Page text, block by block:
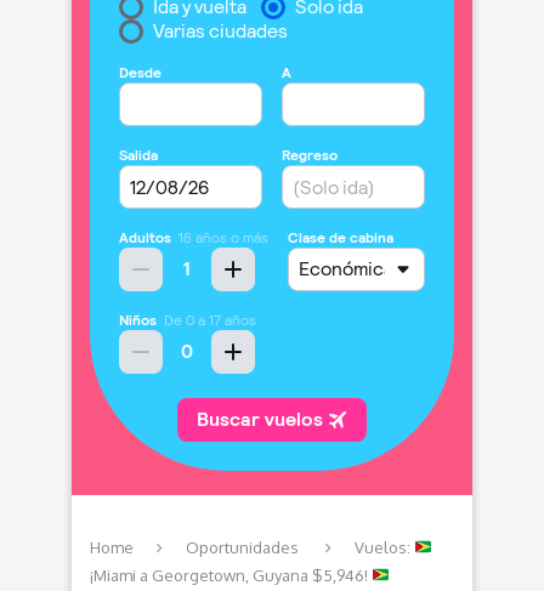
Home Oportunidades
Vuelos:
¡Miami a Georgetown, Guyana $5,946!